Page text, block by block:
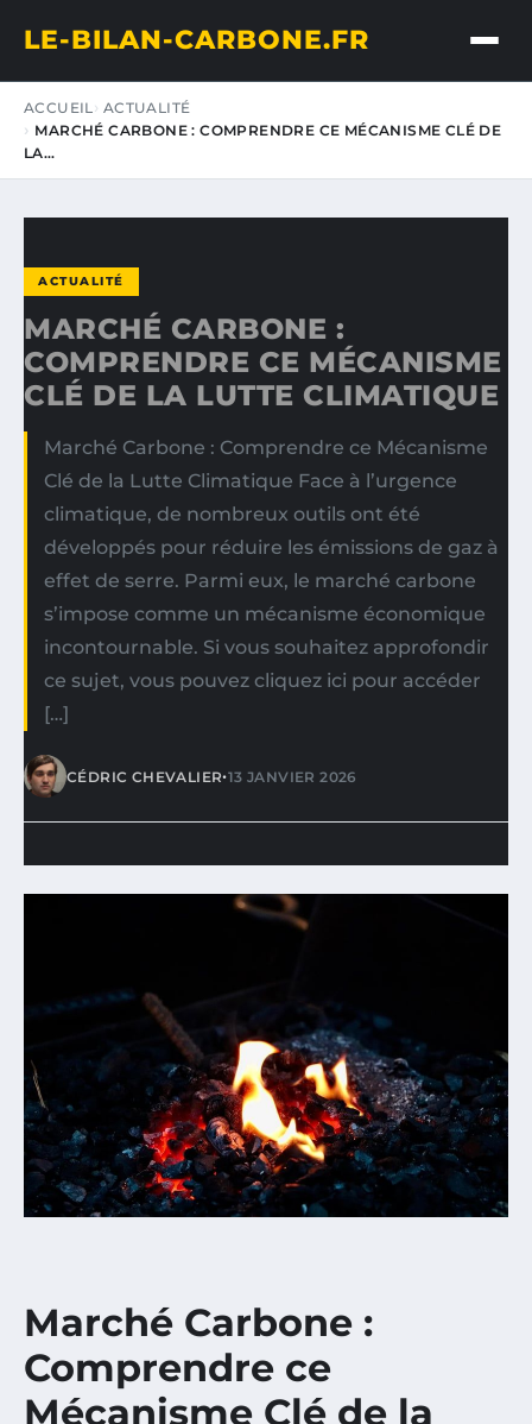
LE-BILAN-CARBONE.FR
ACCUEIL ACTUALITÉ
MARCHÉ CARBONE : COMPRENDRE CE MÉCANISME CLÉ DE
LA…
ACTUALITÉ
MARCHÉ CARBONE :
COMPRENDRE CE MÉCANISME
CLÉ DE LA LUTTE CLIMATIQUE
Marché Carbone : Comprendre ce Mécanisme
Clé de la Lutte Climatique Face à l’urgence
climatique, de nombreux outils ont été
développés pour réduire les émissions de gaz à
effet de serre. Parmi eux, le marché carbone
s’impose comme un mécanisme économique
incontournable. Si vous souhaitez approfondir
ce sujet, vous pouvez cliquez ici pour accéder
[…]
CÉDRIC CHEVALIER•13 JANVIER 2026
Marché Carbone :
Comprendre ce
Mécanisme Clé de la